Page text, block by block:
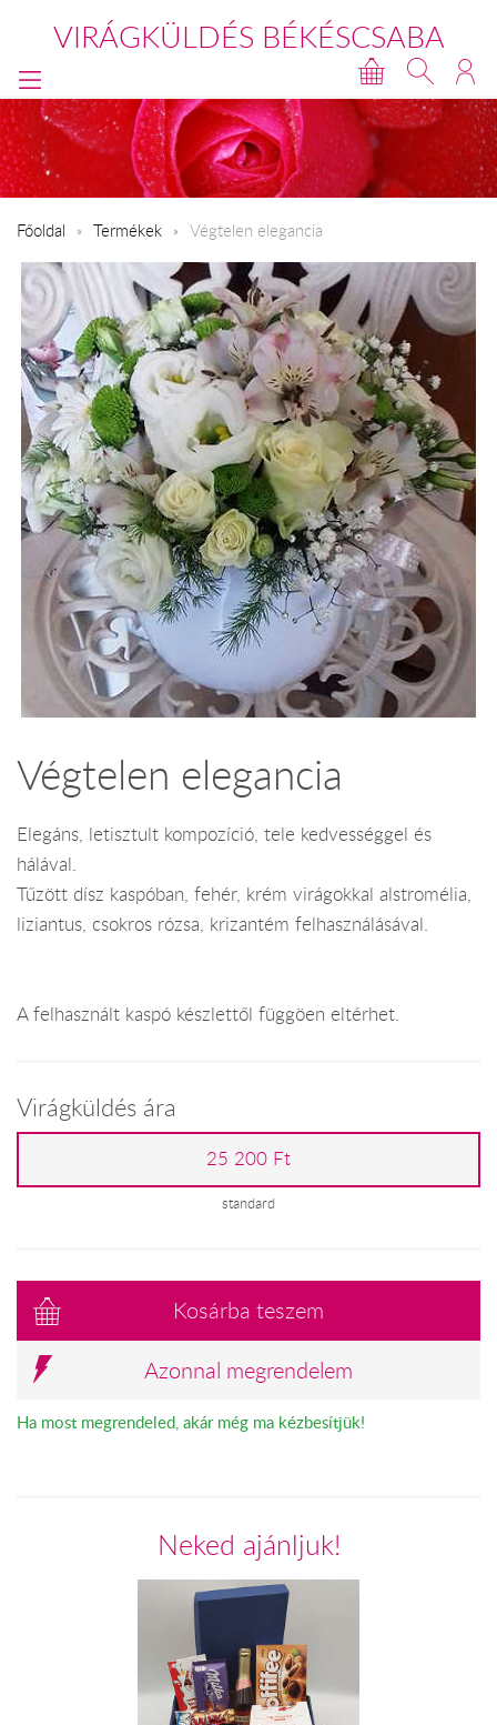
VIRÁGKÜLDÉS BÉKÉSCSABA
Főoldal Termékek Végtelen elegancia
Végtelen elegancia
Elegáns, letisztult kompozíció, tele kedvességgel és
hálával.
Tűzött dísz kaspóban, fehér, krém virágokkal alstromélia,
liziantus, csokros rózsa, krizantém felhasználásával.
A felhasznált kaspó készlettől függöen eltérhet.
Virágküldés ára
25 200 Ft
standard
Kosárba teszem
Azonnal megrendelem
Ha most megrendeled, akár még ma kézbesítjük!
Neked ajánljuk!